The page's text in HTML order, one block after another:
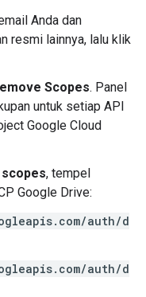
Anda dan
resmi lainnya, lalu klik
Scopes. Panel
untuk setiap API
Google Cloud
scopes, tempel
Google Drive:
auth/d
auth/d